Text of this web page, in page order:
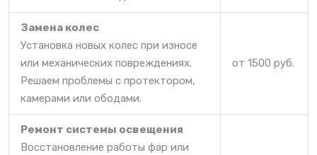
Замена колес
Установка новых колес при износе
или механических повреждениях.
Решаем проблемы с протектором,
камерами или ободами.
от 1500 руб.
Ремонт системы освещения
Восстановление работы фар или